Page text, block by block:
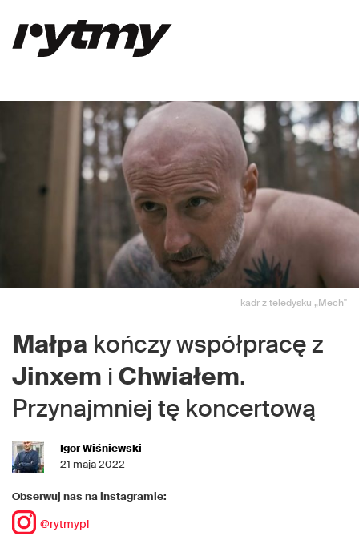
kadr z teledysku „Mech"
Małpa kończy współpracę z
Jinxem i Chwiałem.
Przynajmniej tę koncertową
Igor Wiśniewski
21 maja 2022
Obserwuj nas na instagramie:
@rytmypl